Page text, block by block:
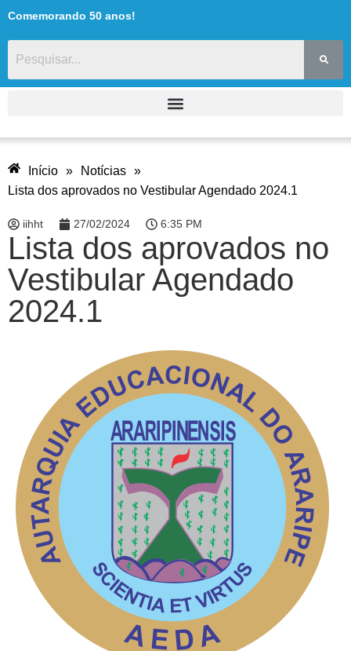
Comemorando 50 anos!
Início » Notícias »
Lista dos aprovados no Vestibular Agendado 2024.1
iihht 27/02/2024 6:35 PM
Lista dos aprovados no
Vestibular Agendado
2024.1